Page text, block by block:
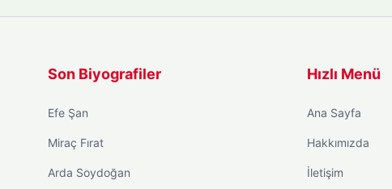
Son Biyografiler
Efe Şan
Miraç Fırat
Arda Soydoğan
Hızlı Menü
Ana Sayfa
Hakkımızda
İletişim